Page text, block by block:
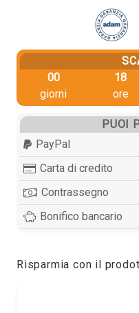
00
giorni
18
ore
PUOI
PayPal
Carta di credito
Contrassegno
Bonifico bancario
Risparmia con il